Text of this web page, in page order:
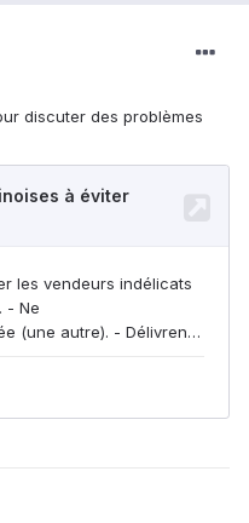
discuter des problèmes